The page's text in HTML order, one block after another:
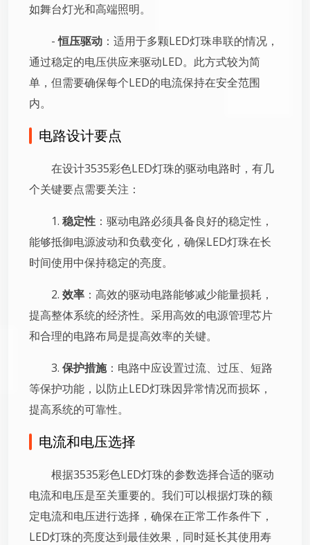
如舞台灯光和高端照明。
-恒压驱动 ：适用于多颗LED灯珠串联的情况，
通过稳定的电压供应来驱动LED。此方式较为简
单，但需要确保每个LED的电流保持在安全范围
内。
电路设计要点
在设计3535彩色LED灯珠的驱动电路时，有几
个关键要点需要关注：
1. 稳定性 ：驱动电路必须具备良好的稳定性，
能够抵御电源波动和负载变化，确保LED灯珠在长
时间使用中保持稳定的亮度。
2. 效率 ：高效的驱动电路能够减少能量损耗，
提高整体系统的经济性。采用高效的电源管理芯片
和合理的电路布局是提高效率的关键。
3. 保护措施：电路中应设置过流、过压、短路
等保护功能，以防止LED灯珠因异常情况而损坏，
提高系统的可靠性。
电流和电压选择
根据3535彩色LED灯珠的参数选择合适的驱动
电流和电压是至关重要的。我们可以根据灯珠的额
定电流和电压进行选择，确保在正常工作条件下，
LED灯珠的亮度达到最佳效果，同时延长其使用寿